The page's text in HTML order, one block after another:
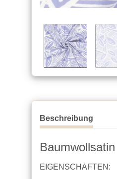
Beschreibung
EIGENSCHAFTEN: